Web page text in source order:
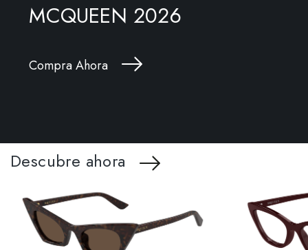
MCQUEEN 2026
Compra Ahora
Descubre ahora